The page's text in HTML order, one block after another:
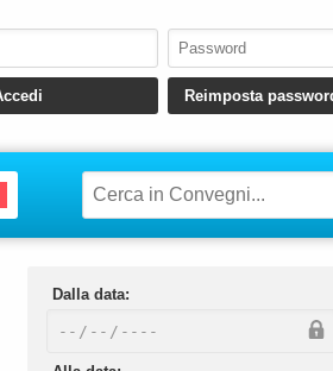
Dalla data: